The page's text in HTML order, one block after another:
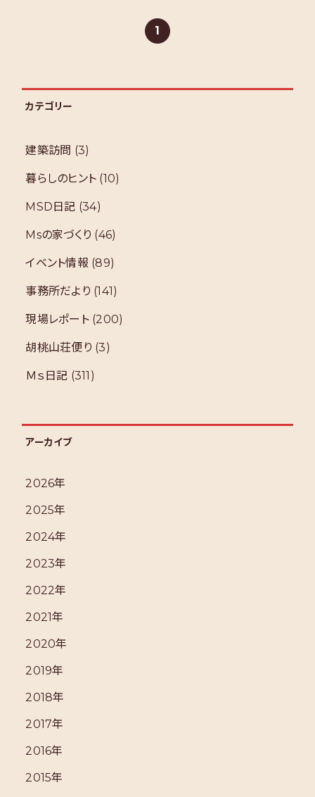
1
カテゴリー
建築訪問 (3)
暮らしのヒント (10)
MSD日記 (34)
Msの家づくり (46)
イベント情報 (89)
事務所だより (141)
現場レポート(200)
胡桃山荘便り (3)
Ｍｓ日記 (311)
アーカイブ
2026年
2025年
2024年
2023年
2022年
2021年
2020年
2019年
2018年
2017年
2016年
2015年